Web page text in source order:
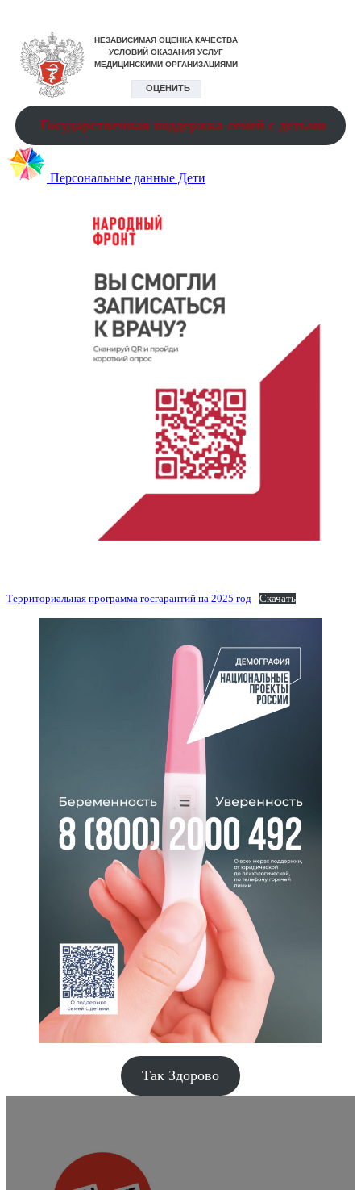
Государственная поддержка семей с детьми
Персональные данные Дети
Территориальная программа госгарантий на 2025 год Скачать
Так Здорово